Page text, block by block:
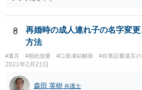
8
再婚時の成人連れ子の名字変
方法
#遺言 #相続放棄 #口座凍結解除 #自筆証書遺言
2021年2月21日
森田 英樹 弁護士